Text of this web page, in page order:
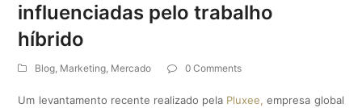
influenciadas pelo trabalho
híbrido
Blog, Marketing, Mercado 0 Comments
Um levantamento recente realizado pela Pluxee, empresa global